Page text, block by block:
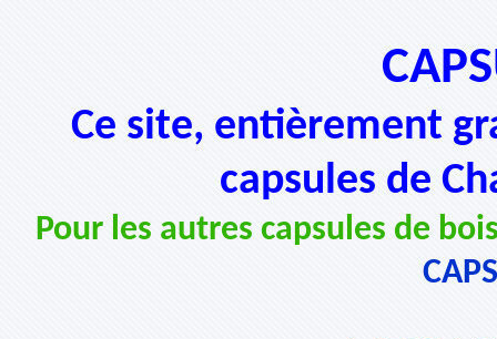
Ce site, entièrement
capsules de
Pour les autres capsules de